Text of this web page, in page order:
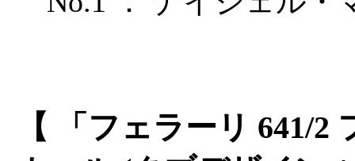
【 「フェラーリ 641/